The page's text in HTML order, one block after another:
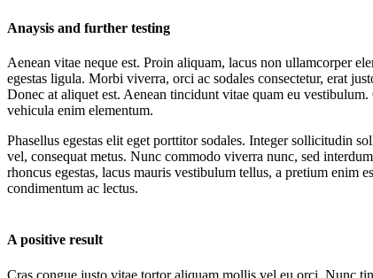
Anaysis and further testing
Aenean vitae neque est. Proin aliquam, lacus non ullamcorper
egestas ligula. Morbi viverra, orci ac sodales consectetur, erat
Donec at aliquet est. Aenean tincidunt vitae quam eu
vehicula enim elementum.
Phasellus egestas elit eget porttitor sodales. Integer sollicitudin
vel, consequat metus. Nunc commodo viverra nunc, sed
rhoncus egestas, lacus mauris vestibulum tellus, a pretium enim
condimentum ac lectus.
A positive result
Cras congue justo vitae tortor aliquam mollis vel eu orci. Nunc